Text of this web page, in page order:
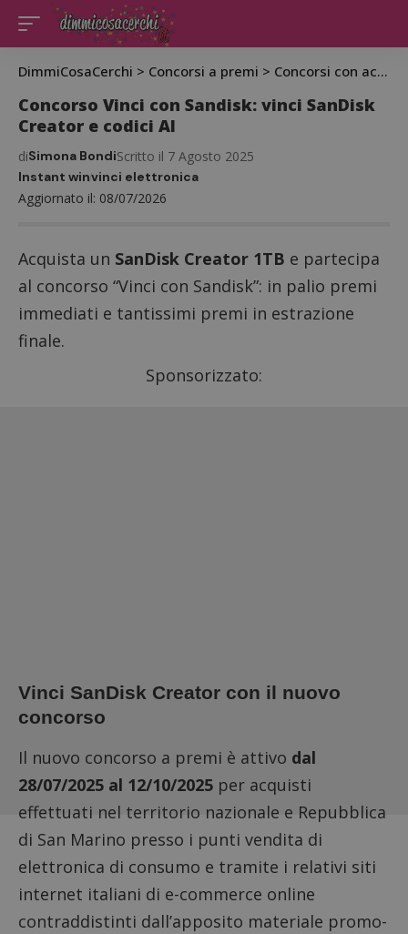
DimmiCosaCerchi > Concorsi a premi > Concorsi con acquisto
Concorso Vinci con Sandisk: vinci SanDisk
Creator e codici AI
Aggiornato il: 08/07/2026
diSimona BondiScritto il 7 Agosto 2025
Instant winvinci elettronica
Acquista un SanDisk Creator 1TB e partecipa
al concorso “Vinci con Sandisk”: in palio premi
immediati e tantissimi premi in estrazione
finale.
Sponsorizzato:
Vinci SanDisk Creator con il nuovo
concorso
Il nuovo concorso a premi è attivo dal
28/07/2025 al 12/10/2025 per acquisti
effettuati nel territorio nazionale e Repubblica
di San Marino presso i punti vendita di
elettronica di consumo e tramite i relativi siti
internet italiani di e-commerce online
contraddistinti dall’apposito materiale promo-